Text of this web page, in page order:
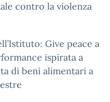
contro la violenza
Give peace a
ispirata a
di beni alimentari a